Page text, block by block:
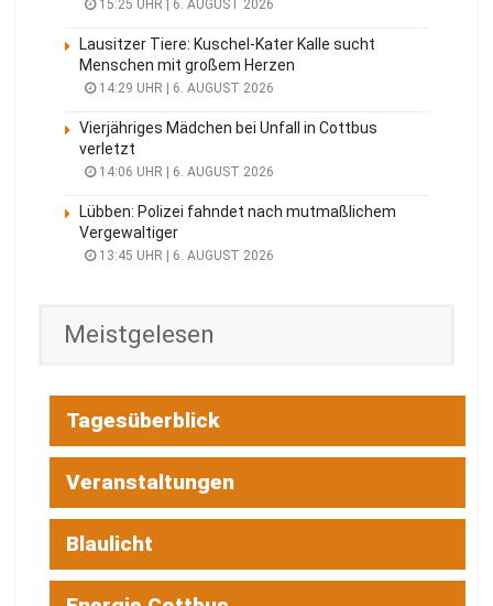
15:25 UHR | 6. AUGUST 2026
Lausitzer Tiere: Kuschel-Kater Kalle sucht
Menschen mit großem Herzen
14:29 UHR | 6. AUGUST 2026
Vierjähriges Mädchen bei Unfall in Cottbus
verletzt
14:06 UHR | 6. AUGUST 2026
Lübben: Polizei fahndet nach mutmaßlichem
Vergewaltiger
13:45 UHR | 6. AUGUST 2026
Meistgelesen
Tagesüberblick
Veranstaltungen
Blaulicht